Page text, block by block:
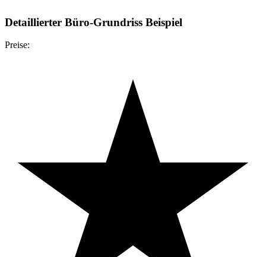
Detaillierter Büro-Grundriss Beispiel
Preise: